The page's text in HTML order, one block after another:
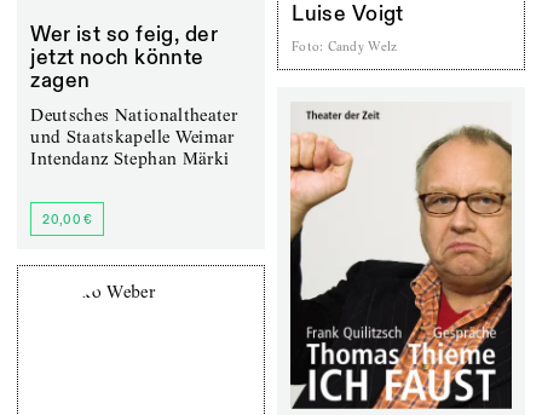
Luise Voigt
Foto: Candy Welz
Wer ist so feig, der
jetzt noch könnte
zagen
Deutsches Nationaltheater
und Staatskapelle Weimar
Intendanz Stephan Märki
20,00 €